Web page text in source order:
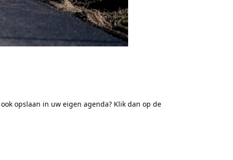
opslaan in uw eigen agenda? Klik dan op de